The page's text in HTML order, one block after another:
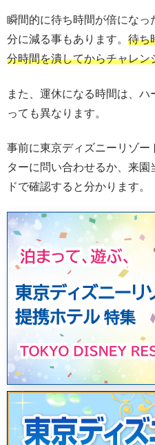
瞬間的に待ち時間が倍にな
分に減る事もあります。 待ち
分時間を潰してからチャレン
また、運休になる時間は、
っても異なります。
事前に東京ディズニーリゾ
ターに問い合わせるか、来
ドで確認すると分かります。